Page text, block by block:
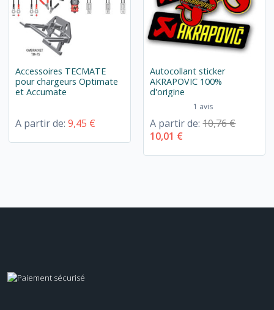
Accessoires TECMATE
pour chargeurs Optimate
et Accumate
A partir de:9,45 €
Autocollant sticker
AKRAPOVIC 100%
d'origine
1 avis
A partir de:10,76 €
10,01 €